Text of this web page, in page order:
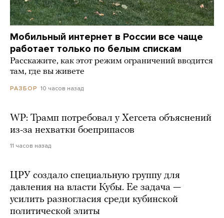
Мобильный интернет в России все чаще
работает только по белым спискам
Расскажите, как этот режим ограничений вводится
там, где вы живете
РАЗБОР 10 часов назад
WP: Трамп потребовал у Хегсета объяснений
из-за нехватки боеприпасов
11 часов назад
ЦРУ создало специальную группу для
давления на власти Кубы. Ее задача —
усилить разногласия среди кубинской
политической элиты